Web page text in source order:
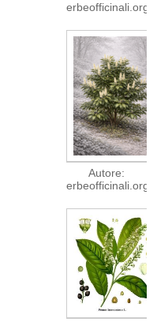
erbeofficinali.org
Autore:
erbeofficinali.org